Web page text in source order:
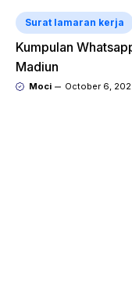
Surat lamaran kerja
Kumpulan
Madiun
Moci October 6,